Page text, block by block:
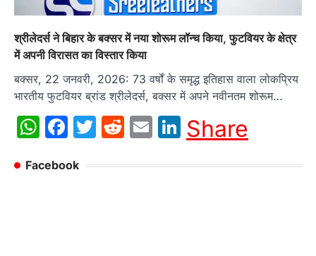
श्रीलेदर्स ने बिहार के बक्सर में नया शोरूम लॉन्च किया, फुटवियर के क्षेत्र
में अपनी विरासत का विस्तार किया
बक्सर, 22 जनवरी, 2026: 73 वर्षों के समृद्ध इतिहास वाला लोकप्रिय
भारतीय फुटवियर ब्रांड श्रीलेदर्स, बक्सर में अपने नवीनतम शोरूम…
WhatsApp
Facebook
Twitter
Reddit
EmailLinkedIn
Share
Facebook